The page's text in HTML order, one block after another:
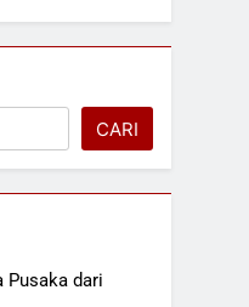
CARI
Pusaka dari